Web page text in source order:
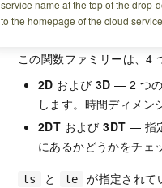
service name at the top of the drop-
to the homepage of the cloud
仕組み
この関数ファミリーは、4
2D および 3D — 2 つの
します。時間ディメン
2DT および3DT — 指
にあるかどうかをチェ
ts と te が指定されて